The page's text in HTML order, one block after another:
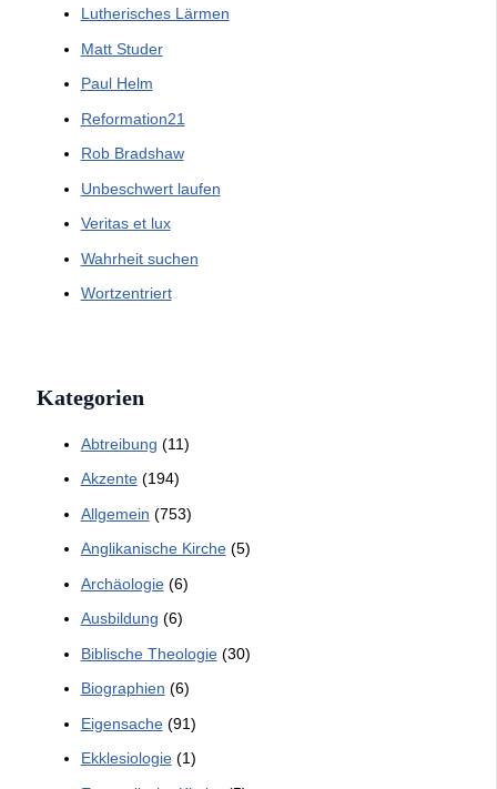
Lutherisches Lärmen
Matt Studer
Paul Helm
Reformation21
Rob Bradshaw
Unbeschwert laufen
Veritas et lux
Wahrheit suchen
Wortzentriert
Kategorien
Abtreibung (11)
Akzente(194)
Allgemein (753)
Anglikanische Kirche(5)
Archäologie(6)
Ausbildung (6)
Biblische Theologie(30)
Biographien (6)
Eigensache(91)
Ekklesiologie(1)